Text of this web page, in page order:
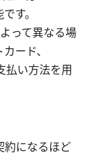
す。
って異なる場
ード、
払い方法を用
約になるほど